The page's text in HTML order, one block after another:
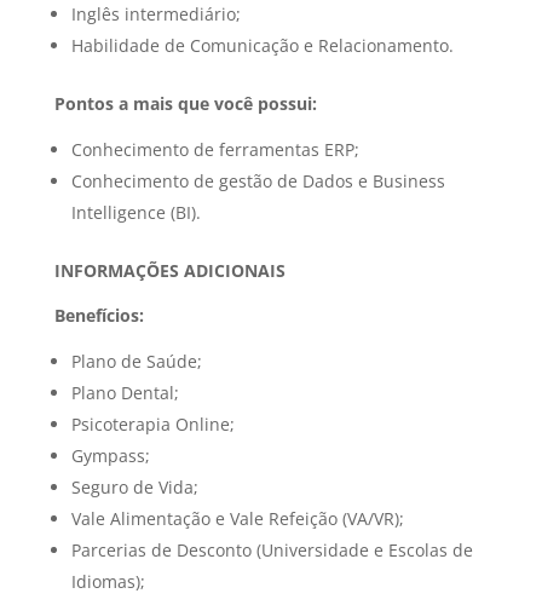
Inglês intermediário;
Habilidade de Comunicação e Relacionamento.
Pontos a mais que você possui:
Conhecimento de ferramentas ERP;
Conhecimento de gestão de Dados e Business
Intelligence (BI).
INFORMAÇÕES ADICIONAIS
Benefícios:
Plano de Saúde;
Plano Dental;
Psicoterapia Online;
Gympass;
Seguro de Vida;
Vale Alimentação e Vale Refeição (VA/VR);
Parcerias de Desconto (Universidade e Escolas de
Idiomas);